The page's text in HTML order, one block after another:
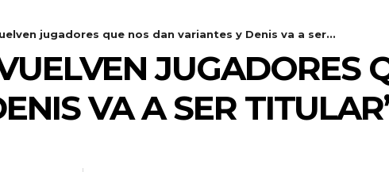
jugadores que nos dan variantes y Denis va a ser...
JUGADORES
VA A SER